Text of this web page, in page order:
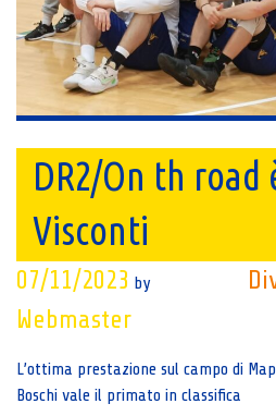
DR2/On th road
Visconti
07/11/2023 by
Webmaster
L’ottima prestazione sul campo di
Boschi vale il primato in classifica